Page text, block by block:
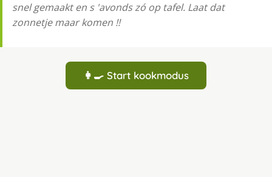
snel gemaakt en s 'avonds zó op tafel. Laat dat
zonnetje maar komen !!
👩‍🍳 Start kookmodus